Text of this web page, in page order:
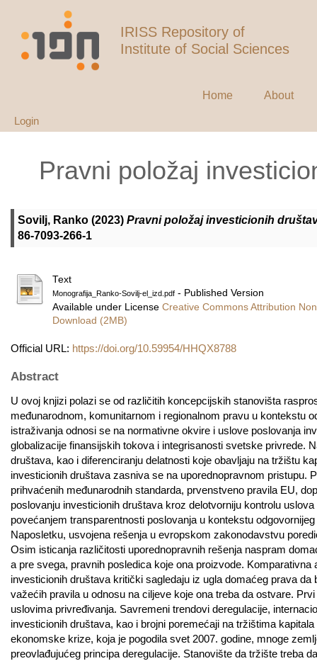
IRISS Repository of
Institute of Social Sciences
Home About
Login
Pravni položaj
Sovilj, Ranko (2023) Pravni položaj investicionih
86-7093-266-1
Text
Monografija_Ranko-Sovilj-el_izd.pdf - Published Version
Available under License Creative Commons Attribution
Download (2MB)
Official URL: https://doi.org/10.59954/HHQX8788
Abstract
U ovoj knjizi polazi se od različitih koncepcijskih stanovišta
međunarodnom, komunitarnom i regionalnom pravu u kontekstu
istraživanja odnosi se na normativne okvire i uslove poslovanja
globalizacije finansijskih tokova i integrisanosti svetske privrede.
društava, kao i diferenciranju delatnosti koje obavljaju na tržištu
investicionih društava zasniva se na uporednopravnom pristupu.
prihvaćenih međunarodnih standarda, prvenstveno pravila EU,
poslovanju investicionih društava kroz delotvorniju kontrolu
povećanjem transparentnosti poslovanja u kontekstu
Naposletku, usvojena rešenja u evropskom zakonodavstvu
Osim isticanja različitosti uporednopravnih rešenja naspram
a pre svega, pravnih posledica koje ona proizvode.
investicionih društava kritički sagledaju iz ugla domaćeg prava
važećih pravila u odnosu na ciljeve koje ona treba da ostvare.
uslovima privređivanja. Savremeni trendovi deregulacije,
investicionih društava, kao i brojni poremećaji na tržištima
ekonomske krize, koja je pogodila svet 2007. godine, mnoge
preovlađujućeg principa deregulacije. Stanovište da tržište treba